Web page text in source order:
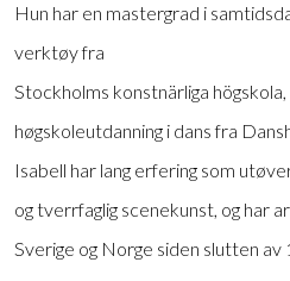
Hun har en mastergrad i
verktøy fra
Stockholms konstnärliga
høgskoleutdanning i dans fra
Isabell har lang erfering som
og tverrfaglig scenekunst, og har
Sverige og Norge siden slutten av